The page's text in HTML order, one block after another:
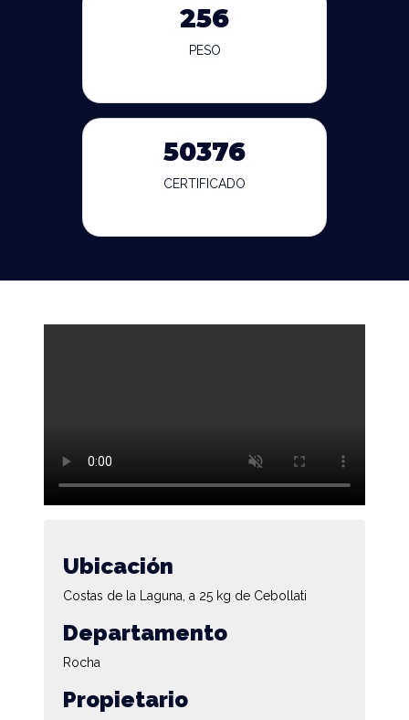
256
PESO
50376
CERTIFICADO
Ubicación
Costas de la Laguna, a 25 kg de Cebollati
Departamento
Rocha
Propietario